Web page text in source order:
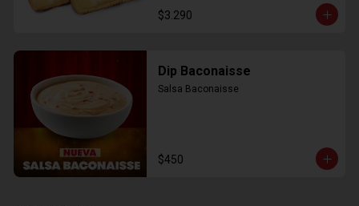
$3.290
Dip Baconaisse
Salsa Baconaisse
$450